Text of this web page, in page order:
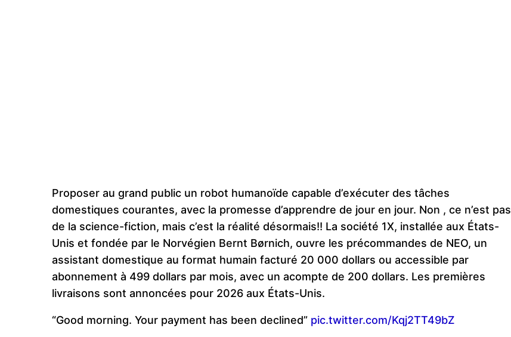
Proposer au grand public un robot humanoïde capable d’exécuter des tâches
domestiques courantes, avec la promesse d’apprendre de jour en jour. Non , ce n’est pas
de la science-fiction, mais c’est la réalité désormais!! La société 1X, installée aux États-
Unis et fondée par le Norvégien Bernt Børnich, ouvre les précommandes de NEO, un
assistant domestique au format humain facturé 20 000 dollars ou accessible par
abonnement à 499 dollars par mois, avec un acompte de 200 dollars. Les premières
livraisons sont annoncées pour 2026 aux États-Unis.
“Good morning. Your payment has been declined” pic.twitter.com/Kqj2TT49bZ